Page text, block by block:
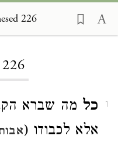
226
1 כל מה שברא
אלא לכבודו (